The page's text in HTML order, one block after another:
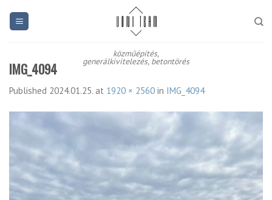
közműépítés,
generálkivitelezés, betontörés
IMG_4094
Published 2024.01.25. at 1920 × 2560 in IMG_4094